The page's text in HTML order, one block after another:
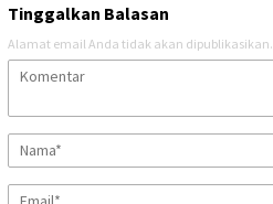
Tinggalkan Balasan
Alamat email Anda tidak akan dipublikasikan.